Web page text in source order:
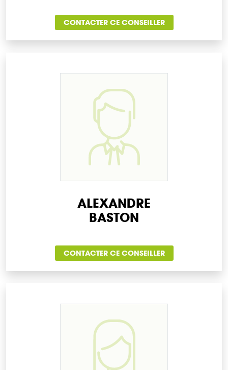
CONTACTER CE CONSEILLER
ALEXANDRE
BASTON
CONTACTER CE CONSEILLER